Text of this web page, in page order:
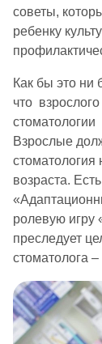
советы,
ребенку
Как бы это ни
что
Взрослые
стоматология
возраста.
ролевую игру
преследует
стоматолога